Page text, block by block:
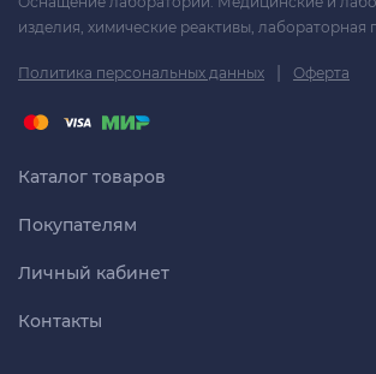
изделия, химические реактивы, лабораторная
Политика персональных данных | Оферта
Каталог товаров
Покупателям
Личный кабинет
Контакты